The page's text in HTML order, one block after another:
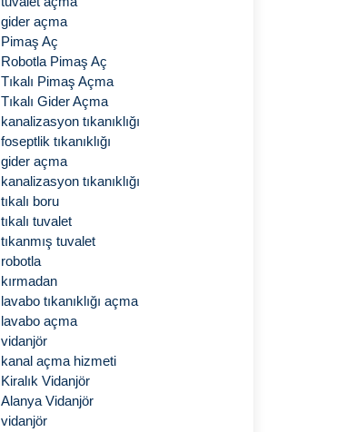
gider açma
Pimaş Aç
Robotla Pimaş Aç
Tıkalı Pimaş Açma
Tıkalı Gider Açma
kanalizasyon tıkanıklığı
foseptlik tıkanıklığı
gider açma
kanalizasyon tıkanıklığı
tıkalı boru
tıkalı tuvalet
tıkanmış tuvalet
robotla
kırmadan
lavabo tıkanıklığı açma
lavabo açma
vidanjör
kanal açma hizmeti
Kiralık Vidanjör
Alanya Vidanjör
vidanjör